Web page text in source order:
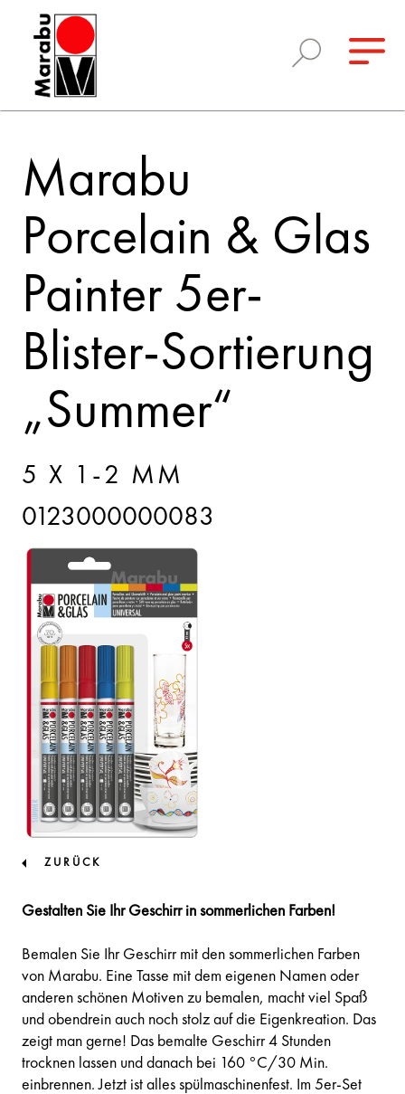
Marabu
Porcelain & Glas
Painter 5er-
Blister-Sortierung
„Summer“
5 X 1-2 MM
0123000000083
ZURÜCK
Gestalten Sie Ihr Geschirr in sommerlichen Farben!
Bemalen Sie Ihr Geschirr mit den sommerlichen Farben
von Marabu. Eine Tasse mit dem eigenen Namen oder
anderen schönen Motiven zu bemalen, macht viel Spaß
und obendrein auch noch stolz auf die Eigenkreation. Das
zeigt man gerne! Das bemalte Geschirr 4 Stunden
trocknen lassen und danach bei 160 °C/30 Min.
einbrennen. Jetzt ist alles spülmaschinenfest. Im 5er-Set